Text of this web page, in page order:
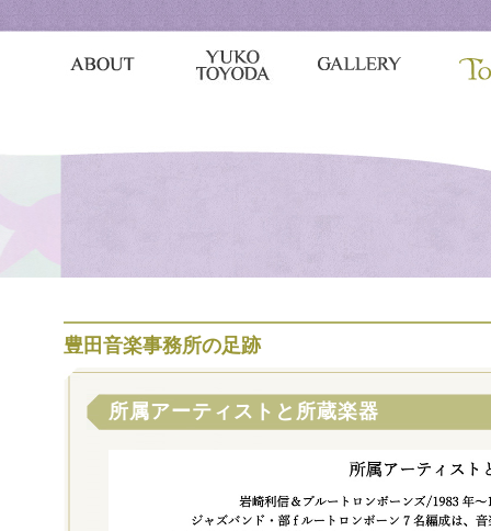
豊田音楽事務所の足跡
所属アーティストと所蔵楽器